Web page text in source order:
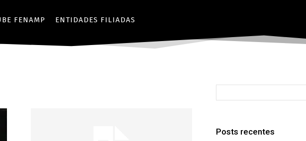
FENAMP ENTIDADES FILIADAS
Posts recentes